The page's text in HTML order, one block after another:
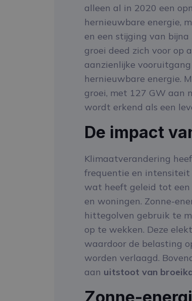
alleen al in 2020 een
hernieuwbare energie,
en een stijging van
groei deed zich voor op
aanzienlijke
hernieuwbare energie.
groei, met 127 GW
wordt erkend als een
De impact
Klimaatverandering
frequentie en intensiteit
wat heeft geleid tot een
en woningen. Zonne-
hittegolven gebruik te
op te wekken. Deze
waardoor de belasting
worden verlaagd.
aan uitstoot van